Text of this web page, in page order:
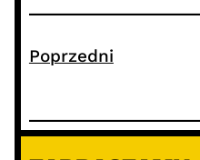
Poprzedni